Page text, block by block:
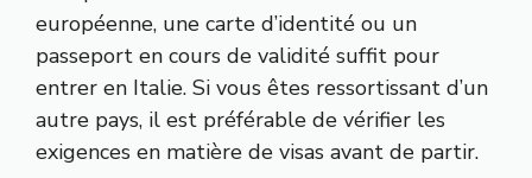
européenne, une carte d’identité ou un
passeport en cours de validité suffit pour
entrer en Italie. Si vous êtes ressortissant d’un
autre pays, il est préférable de vérifier les
exigences en matière de visas avant de partir.